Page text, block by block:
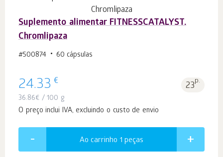
Suplemento alimentar FITNESSCATALYST.
Chromlipaza
#500874 60 cápsulas
24.33 € 23p.
36.86€ / 100 g
O preço inclui IVA, excluindo o custo de envio
Ao carrinho 1 peças